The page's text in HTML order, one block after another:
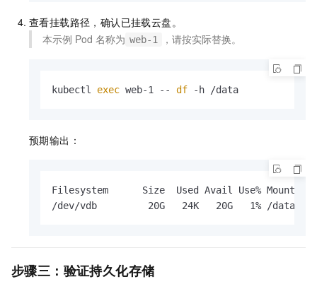
查看挂载路径，确认已挂载云盘。
本示例 Pod 名称为 web-1 ，请按实际替换。
kubectl exec web-1 -- df -h /data
预期输出：
Filesystem      Size  Used Avail Use% Mounted
/dev/vdb         20G   24K   20G   1% /data
步骤三：验证持久化存储